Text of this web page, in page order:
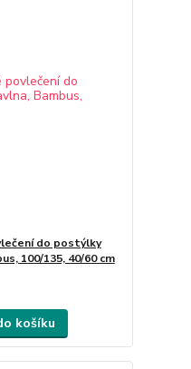
do postýlky
100/135, 40/60 cm
košíku